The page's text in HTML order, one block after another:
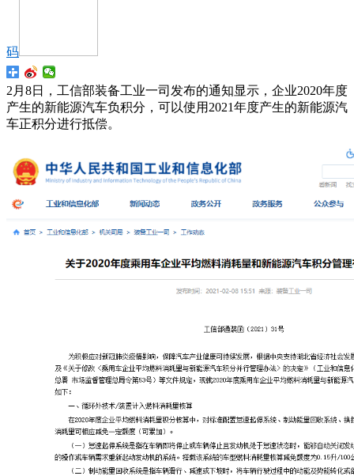
码
2月8日，工信部装备工业一司发布的通知显示，企业2020年度
产生的新能源汽车负积分，可以使用2021年度产生的新能源汽
车正积分进行抵偿。